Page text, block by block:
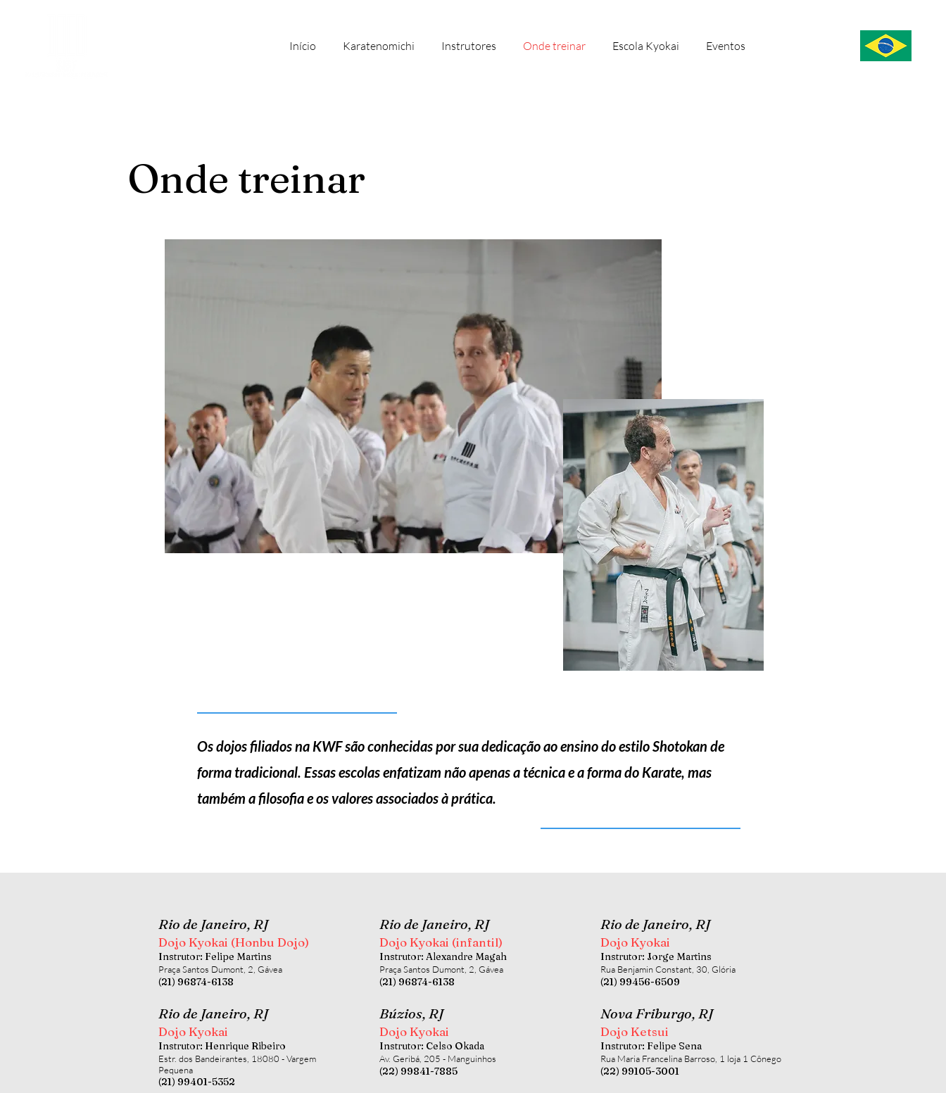
Início Karatenomichi Instrutores Onde treinar Escola Kyokai Eventos
Onde treinar
Os dojos filiados na KWF são conhecidas por sua dedicação ao ensino do estilo Shotokan de
forma tradicional. Essas escolas enfatizam não apenas a técnica e a forma do Karate, mas
também a filosofia e os valores associados à prática.
Rio de Janeiro, RJ
Dojo Kyokai (Honbu Dojo)
Instrutor: Felipe Martins
Praça Santos Dumont, 2, Gávea
(21) 96874-6138
Rio de Janeiro, RJ
Dojo Kyokai
Instrutor: Henrique Ribeiro
Estr. dos Bandeirantes, 18080 - Vargem
Pequena
(21) 99401-5352
Rio de Janeiro, RJ
Dojo Kyokai (infantil)
Instrutor: Alexandre Magah
Praça Santos Dumont, 2, Gávea
(21) 96874-6138
Búzios, RJ
Dojo Kyokai
Instrutor: Celso Okada
Av. Geribá, 205 - Manguinhos
(22) 99841-7885
Rio de Janeiro, RJ
Dojo Kyokai
Instrutor: Jorge Martins
Rua Benjamin Constant, 30, Glória
(21) 99456-6509
Nova Friburgo, RJ
Dojo Ketsui
Instrutor: Felipe Sena
Rua Maria Francelina Barroso, 1 loja 1 Cônego
(22) 99105-3001